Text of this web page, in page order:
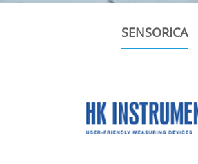
SENSORICA